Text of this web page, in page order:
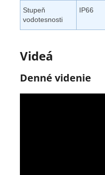
Stupeň
vodotesnosti
IP66
Videá
Denné videnie